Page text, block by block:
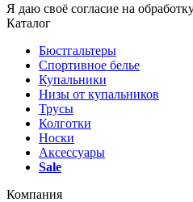
Я даю своё согласие на
Каталог
Бюстгальтеры
Спортивное белье
Купальники
Низы от купальников
Трусы
Колготки
Носки
Аксессуары
Sale
Компания